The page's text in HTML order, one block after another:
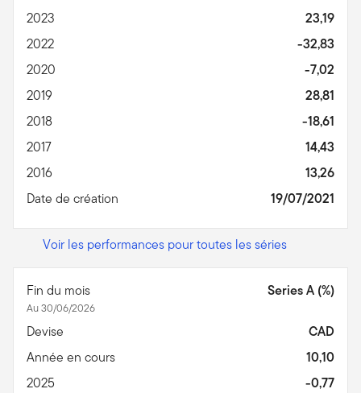
2023
23,19
2022
-32,83
2020
-7,02
2019
28,81
2018
-18,61
2017
14,43
2016
13,26
Date de création
19/07/2021
Voir les performances pour toutes les séries
Fin du mois
Au 30/06/2026
Series A (%)
Devise
CAD
Année en cours
10,10
2025
-0,77